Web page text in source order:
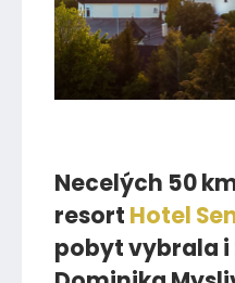
Necelých 50
resort Hotel
pobyt vybrala